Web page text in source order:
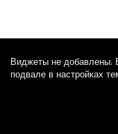
Виджеты не добавлены.
подвале в настройках